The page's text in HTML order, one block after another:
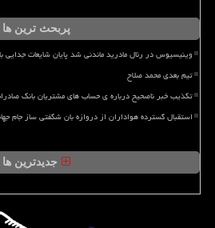
پربحث ترین ها
وینیسیوس در رئال مادرید ماندنی شد پایان شایعات جدایی
تیم بعدی محمد صلاح
تکذیب خبر ناصحیح درباره ی حساب های مشتریان بانک
استقبال گسترده هواداران از دروازه بان شگفتی ساز جام
جدیدترین ها